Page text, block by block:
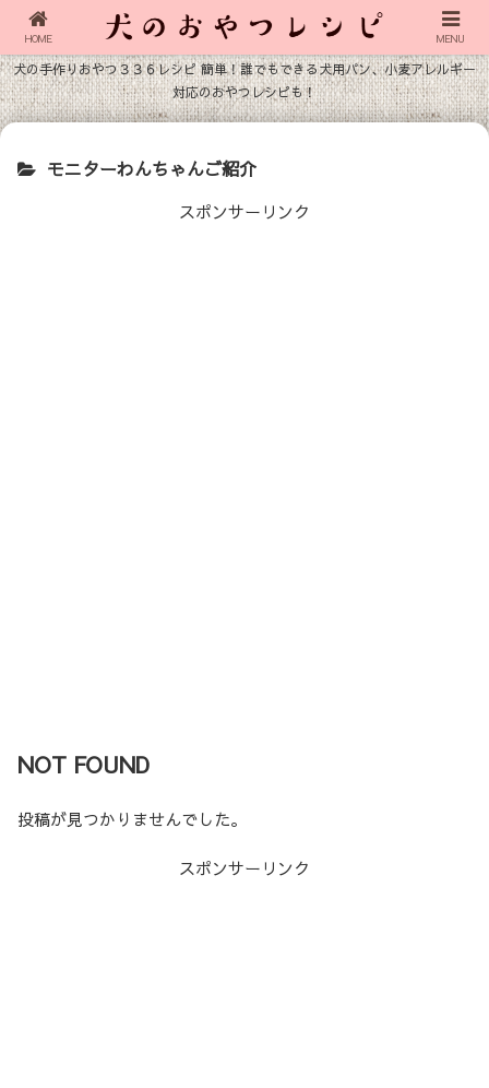
犬の手作りおやつ３３６レシピ 簡単！誰でもできる犬用パン、小麦アレルギー
対応のおやつレシピも！
モニターわんちゃんご紹介
スポンサーリンク
NOT FOUND
投稿が見つかりませんでした。
スポンサーリンク
HOME MENU